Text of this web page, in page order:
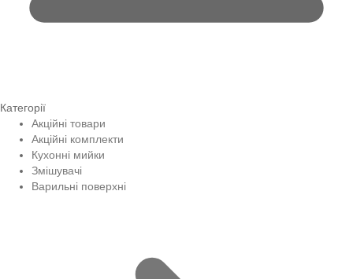
Категорії
Акційні товари
Акційні комплекти
Кухонні мийки
Змішувачі
Варильні поверхні